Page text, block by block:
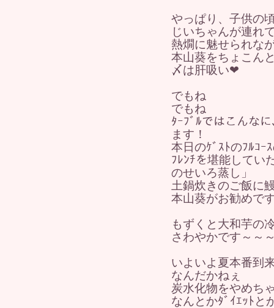
やっぱり、子供の
じいちゃんが連れ
熱燗に魅せられな
本山葵をちょこん
〆は肝吸い❤
でもね
でもね
ﾀｰﾌﾞﾙではこんな
ます！
本日のｹﾞｽﾄのﾌﾙｺｰ
ﾌﾚﾝﾁを堪能してい
のせいろ蒸し」
土鍋炊きのご飯に
本山葵がお勧めで
もずくと大和芋の
さわやかです～～
いよいよ夏本番到
なんだかねぇ
炭水化物をやめち
なんとかﾀﾞｲｴｯﾄと